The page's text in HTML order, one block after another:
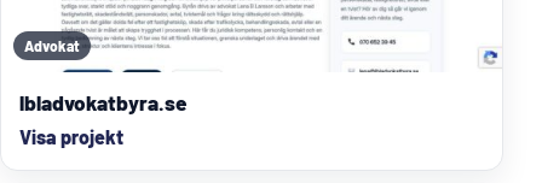
Advokat
lbladvokatbyra.se
Visa projekt